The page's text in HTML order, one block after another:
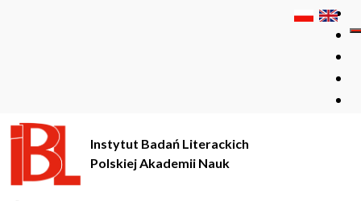
Instytut Badań Literackich
Polskiej Akademii Nauk